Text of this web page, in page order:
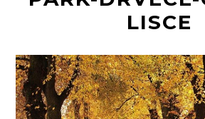
LISCE